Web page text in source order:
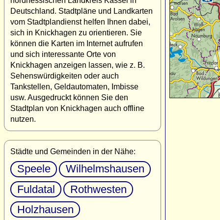
Deutschland. Stadtpläne und Landkarten
vom Stadtplandienst helfen Ihnen dabei,
sich in Knickhagen zu orientieren. Sie
können die Karten im Internet aufrufen
und sich interessante Orte von
Knickhagen anzeigen lassen, wie z. B.
Sehenswürdigkeiten oder auch
Tankstellen, Geldautomaten, Imbisse
usw. Ausgedruckt können Sie den
Stadtplan von Knickhagen auch offline
nutzen.
Städte und Gemeinden in der Nähe:
Speele
Wilhelmshausen
Fuldatal
Rothwesten
Holzhausen